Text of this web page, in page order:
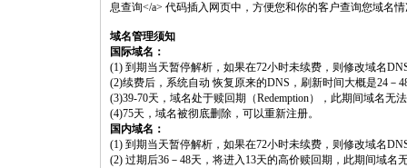
息查询</a> 代码插入网页中，方便您和你的客户查询您域名
域名管理须知
国际域名：
(1) 到期当天暂停解析，如果在72小时未续费，则修改域名
(2)续费后，系统自动 恢复原来的DNS，刷新时间大概是24－
(3)39-70天，域名处于赎回期（Redemption），此期间域名无
(4)75天，域名被彻底删除，可以重新注册。
国内域名：
(1) 到期当天暂停解析，如果在72小时未续费，则修改域名
(2) 过期后36－48天，将进入13天的高价赎回期，此期间域名